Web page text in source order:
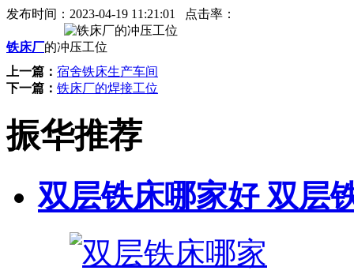
发布时间： 2023-04-19 11:21:01 点击率：
铁床厂的冲压工位
上一篇： 宿舍铁床生产车间
下一篇： 铁床厂的焊接工位
振华推荐
双层铁床哪家好 双层